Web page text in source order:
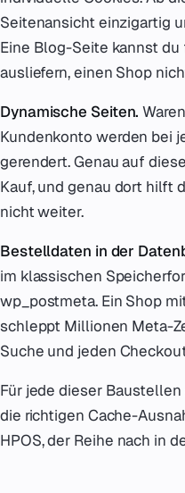
Seitenansicht einzigartig
Eine Blog-Seite kannst
ausliefern, einen Shop
Dynamische Seiten.
Kundenkonto werden bei
gerendert. Genau auf
Kauf, und genau dort hilft
nicht weiter.
Bestelldaten in der
im klassischen
wp_postmeta. Ein Shop
schleppt Millionen Meta-
Suche und jeden
Für jede dieser
die richtigen Cache-
HPOS, der Reihe nach in